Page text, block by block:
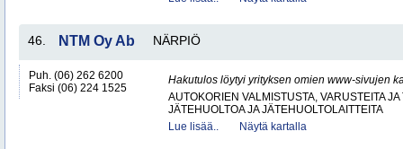
46. NTM Oy Ab NÄRPIÖ
Puh. (06) 262 6200
Faksi (06) 224 1525
Hakutulos löytyi yrityksen omien www-sivujen
AUTOKORIEN VALMISTUSTA, VARUSTEITA JA
JÄTEHUOLTOA JA JÄTEHUOLTOLAITTEITA
Lue lisää..
Näytä kartalla